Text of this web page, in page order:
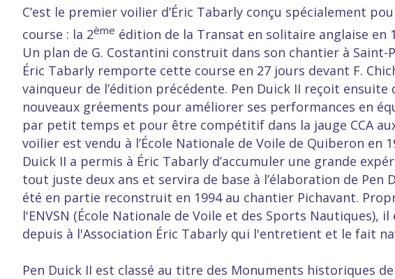
C’est le premier voilier d’Éric Tabarly conçu spécialement
course : la 2ème édition de la Transat en solitaire anglaise en
Un plan de G. Costantini construit dans son chantier à Saint-
Éric Tabarly remporte cette course en 27 jours devant F.
vainqueur de l’édition précédente. Pen Duick II reçoit ensuite
nouveaux gréements pour améliorer ses performances en
par petit temps et pour être compétitif dans la jauge CCA aux
voilier est vendu à l’École Nationale de Voile de Quiberon en
Duick II a permis à Éric Tabarly d’accumuler une grande
tout juste deux ans et servira de base à l’élaboration de Pen
été en partie reconstruit en 1994 au chantier Pichavant.
l'ENVSN (École Nationale de Voile et des Sports Nautiques), il
depuis à l'Association Éric Tabarly qui l'entretient et le fait
Pen Duick II est classé au titre des Monuments historiques